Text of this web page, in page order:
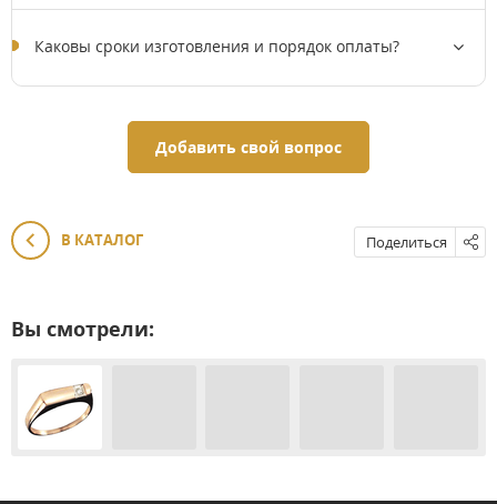
Каковы сроки изготовления и порядок оплаты?
Добавить свой вопрос
В КАТАЛОГ Поделиться
Вы смотрели: